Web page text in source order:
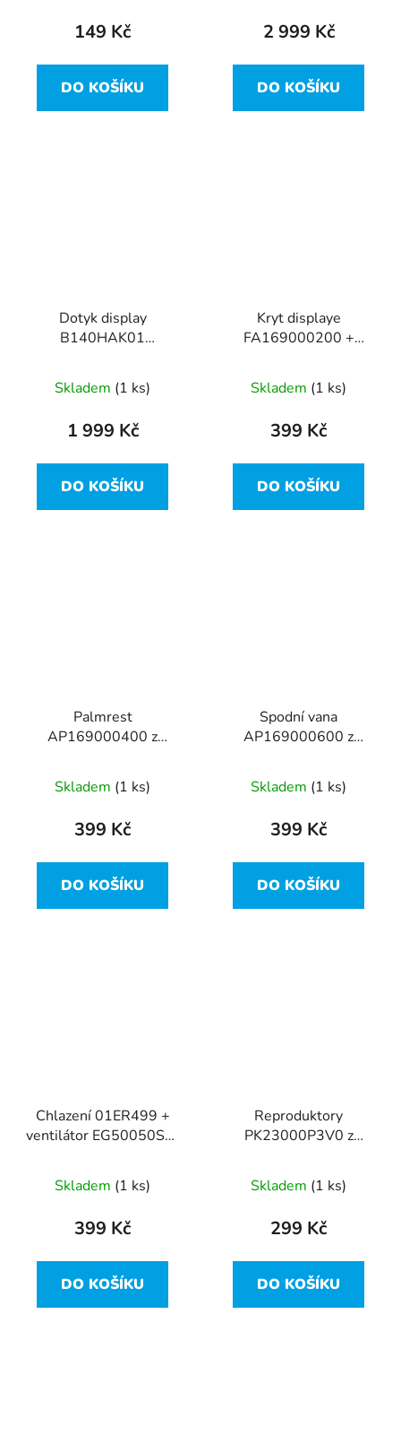
149 Kč
DO KOŠÍKU
2 999 Kč
DO KOŠÍKU
Dotyk display
B140HAK01
z Lenovo ThinkPad
T480
Skladem (1 ks)
1 999 Kč
DO KOŠÍKU
Kryt displaye
FA169000200 +
Lenovo ThinkPad T480
Skladem (1 ks)
399 Kč
DO KOŠÍKU
Palmrest
AP169000400 z
Skladem (1 ks)
399 Kč
DO KOŠÍKU
Spodní vana
AP169000600 z
Skladem (1 ks)
399 Kč
DO KOŠÍKU
Chlazení 01ER499 +
ventilátor EG50050S1-
ThinkPad T480
Skladem (1 ks)
399 Kč
DO KOŠÍKU
Reproduktory
PK23000P3V0 z
Skladem (1 ks)
299 Kč
DO KOŠÍKU